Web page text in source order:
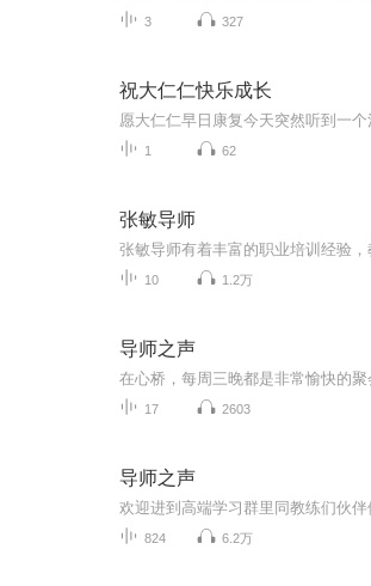
3 327
祝大仁仁快乐成长
1 62
张敏导师
10 1.2万
导师之声
17 2603
导师之声
824 6.2万